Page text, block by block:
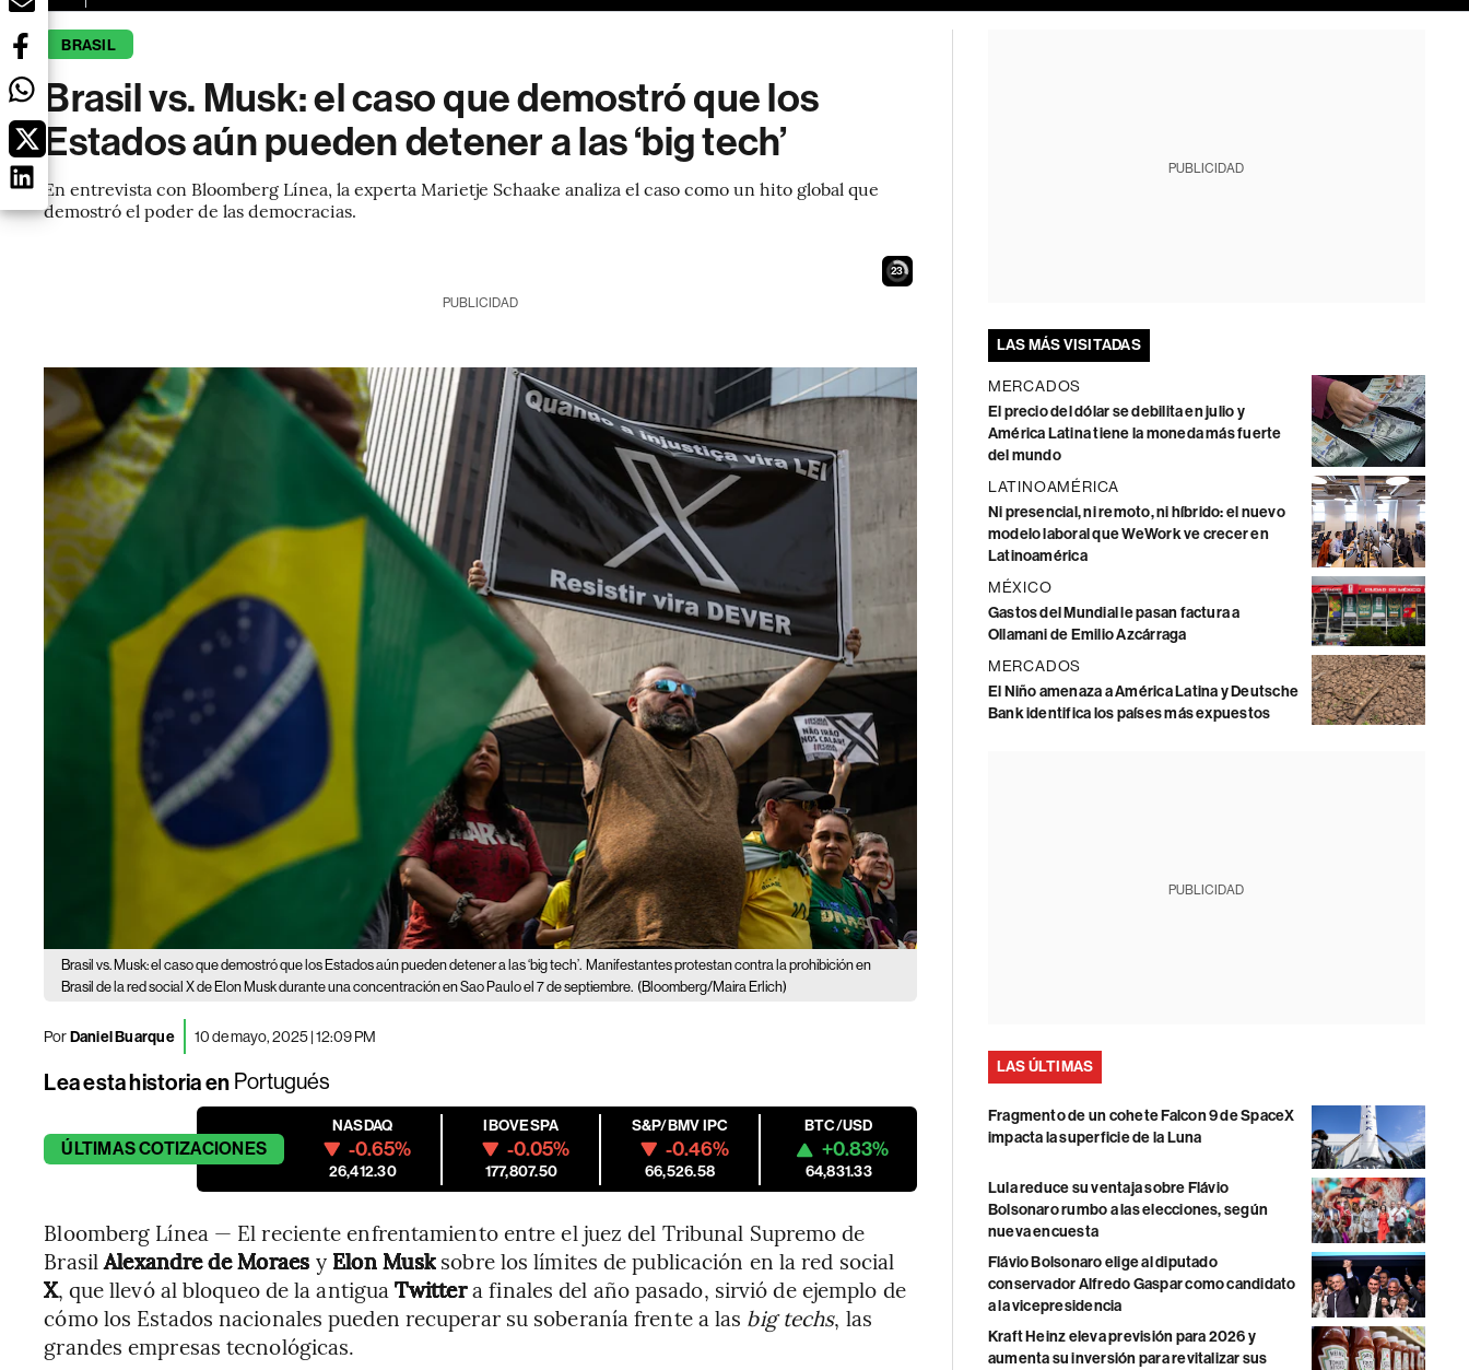
BRASIL
Brasil vs. Musk: el caso que demostró que los
Estados aún pueden detener a las ‘big tech’
En entrevista con Bloomberg Línea, la experta Marietje Schaake analiza el caso como un hito global que
demostró el poder de las democracias.
22
PUBLICIDAD
Brasil vs. Musk: el caso que demostró que los Estados aún pueden detener a las ‘big tech’. Manifestantes protestan contra la prohibición en
Brasil de la red social X de Elon Musk durante una concentración en Sao Paulo el 7 de septiembre. (Bloomberg/Maira Erlich)
PorDaniel Buarque 10 de mayo, 2025 | 12:09 PM
Lea esta historia en Portugués
ÚLTIMASCOTIZACIONES
NASDAQ
-0.65%
26,412.30
IBOVESPA
-0.05%
177,807.50
S&P/BMV IPC
-0.46%
66,526.58
BTC/USD
+0.83%
64,831.33
Bloomberg Línea — El reciente enfrentamiento entre el juez del Tribunal Supremo de
BrasilAlexandre de Moraes y Elon Musksobre los límites de publicación en la red social
X, que llevó al bloqueo de la antiguaTwittera finales del año pasado, sirvió de ejemplo de
cómo los Estados nacionales pueden recuperar su soberanía frente a las big techs, las
grandes empresas tecnológicas.
PUBLICIDAD
LAS MÁS VISITADAS
MERCADOS
El precio del dólar se debilita en julio y
América Latina tiene la moneda más fuerte
del mundo
LATINOAMÉRICA
Ni presencial, ni remoto, ni híbrido: el nuevo
modelo laboral que WeWork ve crecer en
Latinoamérica
MÉXICO
Gastos del Mundial le pasan factura a
Ollamani de Emilio Azcárraga
MERCADOS
El Niño amenaza a América Latina y Deutsche
Bank identifica los países más expuestos
PUBLICIDAD
LAS ÚLTIMAS
Fragmento de un cohete Falcon 9 de SpaceX
impacta la superficie de la Luna
Lula reduce su ventaja sobre Flávio
Bolsonaro rumbo a las elecciones, según
nueva encuesta
Flávio Bolsonaro elige al diputado
conservador Alfredo Gaspar como candidato
a la vicepresidencia
Kraft Heinz eleva previsión para 2026 y
aumenta su inversión para revitalizar sus